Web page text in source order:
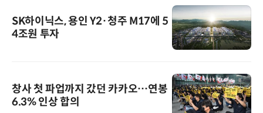
SK하이닉스, 용인 Y2·청주 M17에 5
4조원 투자
창사 첫 파업까지 갔던 카카오…연봉
6.3% 인상 합의